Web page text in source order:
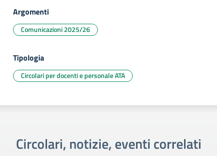
Argomenti
Comunicazioni 2025/26
Tipologia
Circolari per docenti e personale ATA
Circolari, notizie, eventi correlati